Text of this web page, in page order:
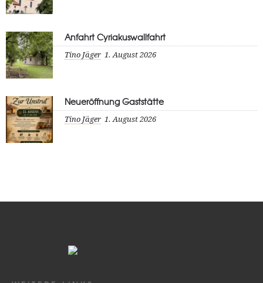
Anfahrt Cyriakuswallfahrt
Tino Jäger 1. August 2026
Neueröffnung Gaststätte
Tino Jäger 1. August 2026